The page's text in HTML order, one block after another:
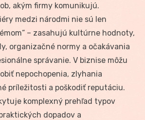
akým firmy komunikujú.
medzi národmi nie sú len
– zasahujú kultúrne hodnoty,
organizačné normy a očakávania
správanie. V biznise môžu
nepochopenia, zlyhania
príležitosti a poškodiť reputáciu.
komplexný prehľad typov
dopadov a